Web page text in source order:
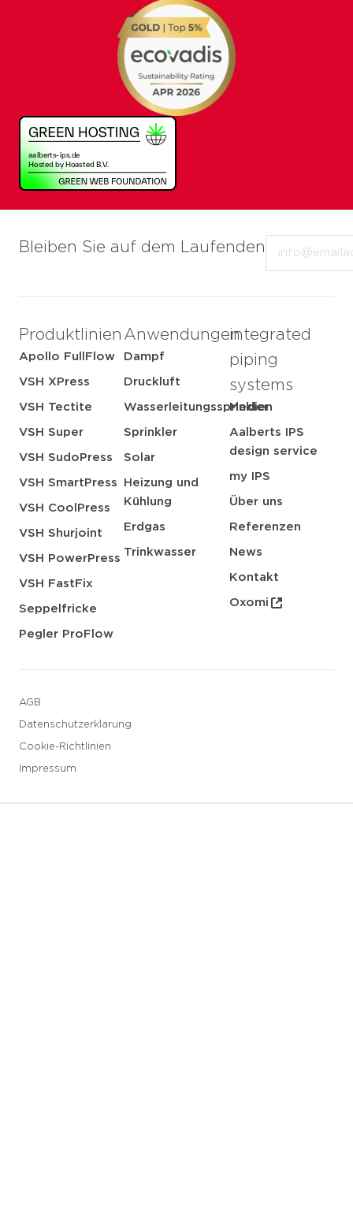
Bleiben Sie auf dem Laufenden
Produktlinien
Apollo FullFlow
VSH XPress
VSH Tectite
VSH Super
VSH SudoPress
VSH SmartPress
VSH CoolPress
VSH Shurjoint
VSH PowerPress
VSH FastFix
Seppelfricke
Pegler ProFlow
Anwendungen
Dampf
Druckluft
Wasserleitungssprinkler
Sprinkler
Solar
Heizung und
Kühlung
Erdgas
Trinkwasser
integrated
piping
systems
Medien
Aalberts IPS
design service
my IPS
Über uns
Referenzen
News
Kontakt
Oxomi
AGB
Datenschutzerklarung
Cookie-Richtlinien
Impressum